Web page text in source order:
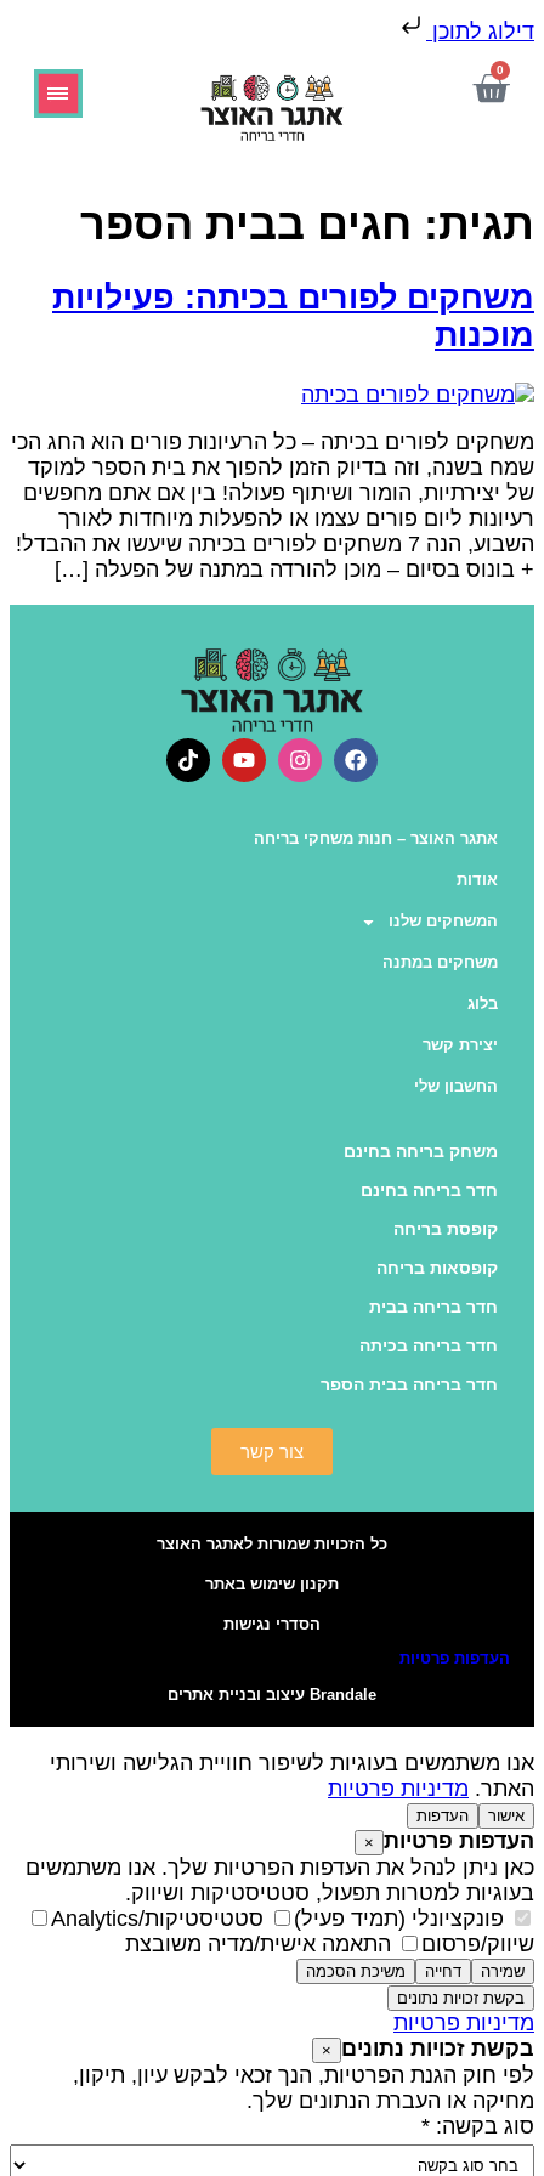
לתוכן
חגים בבית הספר
לפורים בכיתה: פעילויות
לפורים בכיתה – כל הרעיונות פורים הוא החג הכי
בשנה, וזה בדיוק הזמן להפוך את בית הספר למוקד
יצירתיות, הומור ושיתוף פעולה! בין אם אתם מחפשים
ליום פורים עצמו או להפעלות מיוחדות לאורך
השבוע, הנה 7 משחקים לפורים בכיתה שיעשו את ההבדל!
בונוס בסיום – מוכן להורדה במתנה של הפעלה […]
אתגר האוצר – חנות משחקי בריחה
אודות
המשחקים שלנו
משחקים במתנה
בלוג
יצירת קשר
החשבון שלי
משחק בריחה בחינם
חדר בריחה בחינם
קופסת בריחה
קופסאות בריחה
חדר בריחה בבית
חדר בריחה בכיתה
חדר בריחה בבית הספר
צור קשר
כל הזכויות שמורות לאתגר האוצר
תקנון שימוש באתר
הסדרי נגישות
העדפות פרטיות
Brandale עיצוב ובניית אתרים
משתמשים בעוגיות לשיפור חוויית הגלישה ושירותי
מדיניות פרטיות
אישור העדפות
פרטיות ×
ניתן לנהל את העדפות הפרטיות שלך. אנו משתמשים
למטרות תפעול, סטטיסטיקות ושיווק.
פונקציונלי (תמיד פעיל)
סטטיסטיקות/Analytics
פרסום
התאמה אישית/מדיה משובצת
שמירה דחייה
משיכת הסכמה
בקשת זכויות נתונים
פרטיות
זכויות נתונים
חוק הגנת הפרטיות, הנך זכאי לבקש עיון, תיקון,
או העברת הנתונים שלך.
בקשה: *